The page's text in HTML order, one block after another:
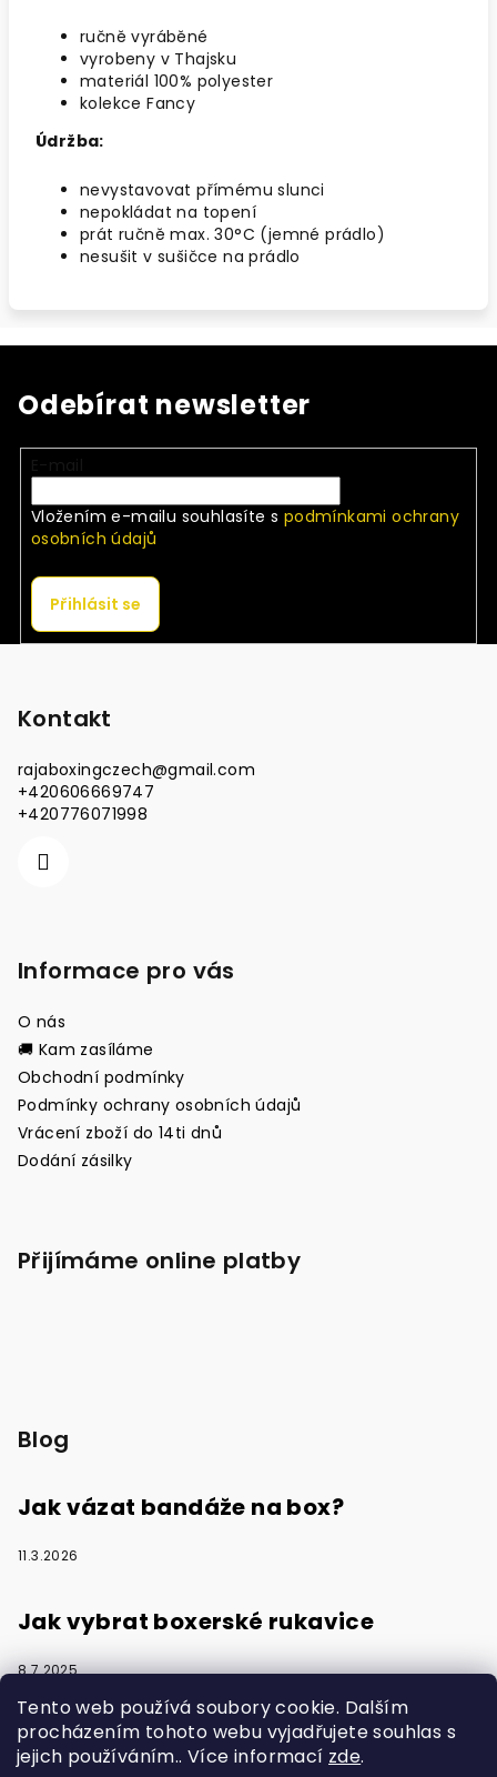
Tento web používá soubory cookie. Dalším
procházením tohoto webu vyjadřujete souhlas s
jejich používáním.. Více informací zde.
ručně vyráběné
vyrobeny v Thajsku
materiál 100% polyester
kolekce Fancy
Údržba:
nevystavovat přímému slunci
nepokládat na topení
prát ručně max. 30°C (jemné prádlo)
nesušit v sušičce na prádlo
Odebírat newsletter
Vložením e-mailu souhlasíte s podmínkami ochrany
osobních údajů
Přihlásit se
Kontakt
rajaboxingczech@gmail.com
+420606669747
+420776071998
Informace pro vás
O nás
🚚 Kam zasíláme
Obchodní podmínky
Podmínky ochrany osobních údajů
Vrácení zboží do 14ti dnů
Dodání zásilky
Přijímáme online platby
Blog
Jak vázat bandáže na box?
11.3.2026
Jak vybrat boxerské rukavice
8.7.2025
Vytvořilo s